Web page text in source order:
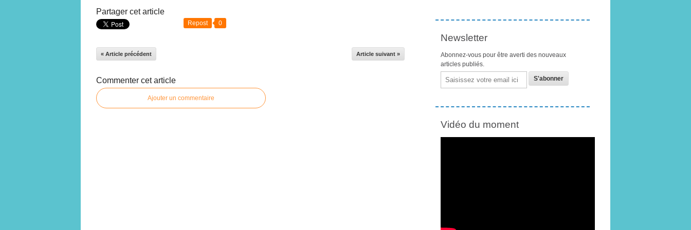
Partager cet article
Repost 0
« Article précédent Article suivant »
Commenter cet article
Ajouter un commentaire
Newsletter
Abonnez-vous pour être averti des nouveaux
articles publiés.
Email
Vidéo du moment